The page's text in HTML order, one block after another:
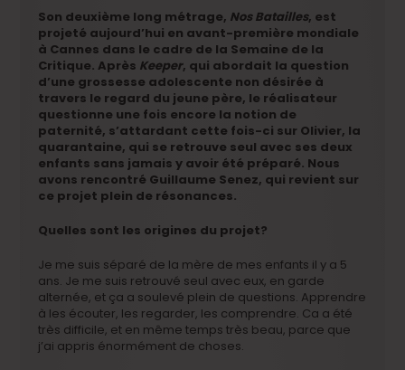
Son deuxième long métrage, Nos Batailles, est
projeté aujourd’hui en avant-première mondiale
à Cannes dans le cadre de la Semaine de la
Critique. Après Keeper, qui abordait la question
d’une grossesse adolescente non désirée à
travers le regard du jeune père, le réalisateur
questionne une fois encore la notion de
paternité, s’attardant cette fois-ci sur Olivier, la
quarantaine, qui se retrouve seul avec ses deux
enfants sans jamais y avoir été préparé. Nous
avons rencontré Guillaume Senez, qui revient sur
ce projet plein de résonances.
Quelles sont les origines du projet?
Je me suis séparé de la mère de mes enfants il y a 5
ans. Je me suis retrouvé seul avec eux, en garde
alternée, et ça a soulevé plein de questions. Apprendre
à les écouter, les regarder, les comprendre. Ca a été
très difficile, et en même temps très beau, parce que
j’ai appris énormément de choses.